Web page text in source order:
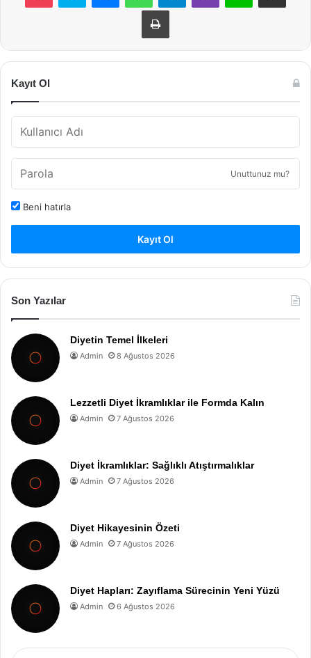
Yazdır
Kayıt Ol
Unuttunuz mu?
Beni hatırla
Kayıt Ol
Son Yazılar
Diyetin Temel İlkeleri
Admin 8 Ağustos 2026
Lezzetli Diyet İkramlıklar ile Formda Kalın
Admin 7 Ağustos 2026
Diyet İkramlıklar: Sağlıklı Atıştırmalıklar
Admin 7 Ağustos 2026
Diyet Hikayesinin Özeti
Admin 7 Ağustos 2026
Diyet Hapları: Zayıflama Sürecinin Yeni Yüzü
Admin 6 Ağustos 2026